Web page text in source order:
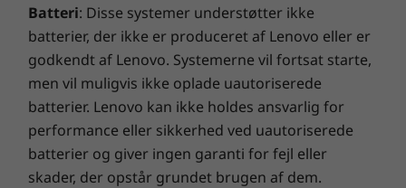
Batteri: Disse systemer understøtter ikke
batterier, der ikke er produceret af Lenovo eller er
godkendt af Lenovo. Systemerne vil fortsat starte,
men vil muligvis ikke oplade uautoriserede
batterier. Lenovo kan ikke holdes ansvarlig for
performance eller sikkerhed ved uautoriserede
batterier og giver ingen garanti for fejl eller
skader, der opstår grundet brugen af dem.